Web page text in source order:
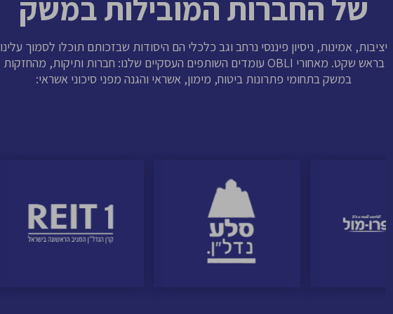
של החברות המובילות במשק
יציבות, אמינות, ניסיון פיננסי נרחב וגב כלכלי הם היסודות שבזכותם תוכלו לסמוך עלינו
בראש שקט. מאחורי OBLI עומדים השותפים העסקיים שלנו: חברות ותיקות, מהחזקות
במשק בתחומי פתרונות ביטוח, מימון, אשראי והגנה מפני סיכוני אשראי: